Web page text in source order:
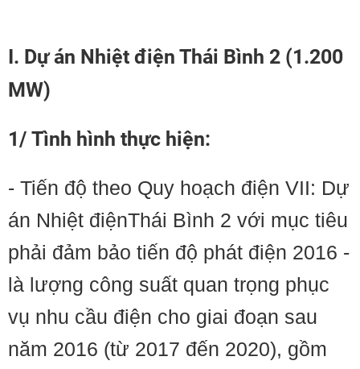
I. Dự án Nhiệt điện Thái Bình 2 (1.200
MW)
1/ Tình hình thực hiện:
- Tiến độ theo Quy hoạch điện VII: Dự
án Nhiệt điệnThái Bình 2 với mục tiêu
phải đảm bảo tiến độ phát điện 2016 -
là lượng công suất quan trọng phục
vụ nhu cầu điện cho giai đoạn sau
năm 2016 (từ 2017 đến 2020), gồm